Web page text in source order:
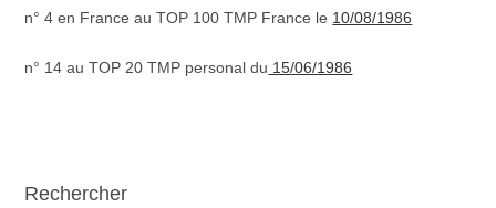
n° 4 en France au TOP 100 TMP France le 10/08/1986
n° 14 au TOP 20 TMP personal du 15/06/1986
Rechercher